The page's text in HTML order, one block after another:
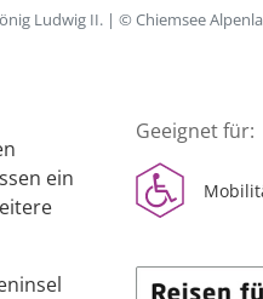
Ludwig II. | © Chiemsee
ein
Geeignet für: